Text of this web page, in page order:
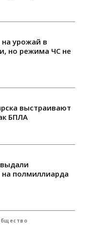
урожай в
но режима ЧС не
выстраивают
БПЛА
полмиллиарда